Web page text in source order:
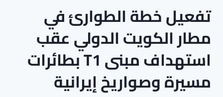
تفعيل خطة الطوارئ في
مطار الكويت الدولي عقب
استهداف مبنى T1 بطائرات
مسيرة وصواريخ إيرانية